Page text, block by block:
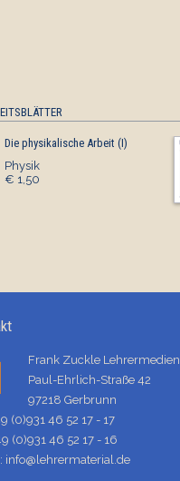
Die physikalische Arbeit (I)
Physik
€ 1,50
Frank Zuckle Lehrermedien
Paul-Ehrlich-Straße 42
97218 Gerbrunn
(0)931 46 52 17 - 17
(0)931 46 52 17 - 16
info@lehrermaterial.de